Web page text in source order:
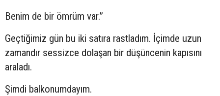
Benim de bir ömrüm var.”
Geçtiğimiz gün bu iki satıra rastladım. İçimde uzun
zamandır sessizce dolaşan bir düşüncenin kapısını
araladı.
Şimdi balkonumdayım.